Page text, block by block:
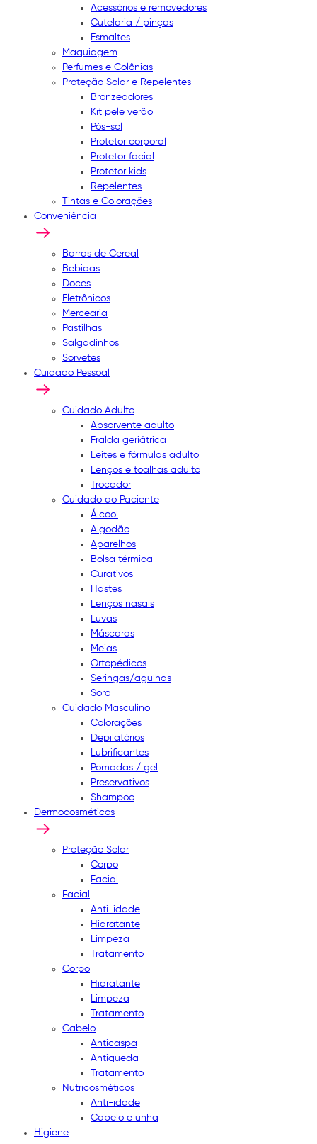
Acessórios e removedores
Cutelaria / pinças
Esmaltes
Maquiagem
Perfumes e Colônias
Proteção Solar e Repelentes
Bronzeadores
Kit pele verão
Pós-sol
Protetor corporal
Protetor facial
Protetor kids
Repelentes
Tintas e Colorações
Conveniência
Barras de Cereal
Bebidas
Doces
Eletrônicos
Mercearia
Pastilhas
Salgadinhos
Sorvetes
Cuidado Pessoal
Cuidado Adulto
Absorvente adulto
Fralda geriátrica
Leites e fórmulas adulto
Lenços e toalhas adulto
Trocador
Cuidado ao Paciente
Álcool
Algodão
Aparelhos
Bolsa térmica
Curativos
Hastes
Lenços nasais
Luvas
Máscaras
Meias
Ortopédicos
Seringas/agulhas
Soro
Cuidado Masculino
Colorações
Depilatórios
Lubrificantes
Pomadas / gel
Preservativos
Shampoo
Dermocosméticos
Proteção Solar
Corpo
Facial
Facial
Anti-idade
Hidratante
Limpeza
Tratamento
Corpo
Hidratante
Limpeza
Tratamento
Cabelo
Anticaspa
Antiqueda
Tratamento
Nutricosméticos
Anti-idade
Cabelo e unha
Higiene